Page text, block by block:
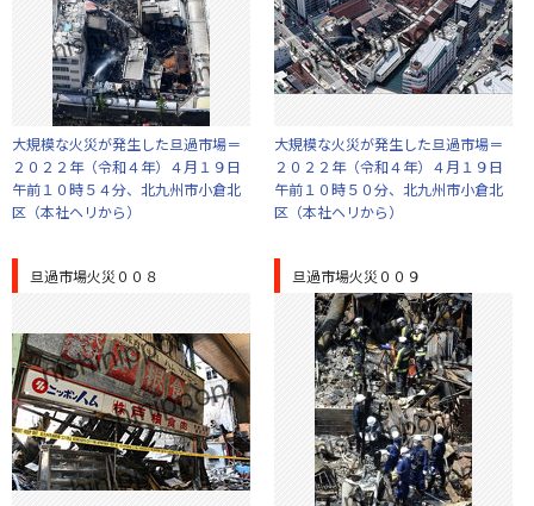
大規模な火災が発生した旦過市場＝
２０２２年（令和４年）４月１９日
午前１０時５４分、北九州市小倉北
区（本社ヘリから）
大規模な火災が発生した旦過市場＝
２０２２年（令和４年）４月１９日
午前１０時５０分、北九州市小倉北
区（本社ヘリから）
旦過市場火災００８ 旦過市場火災００９